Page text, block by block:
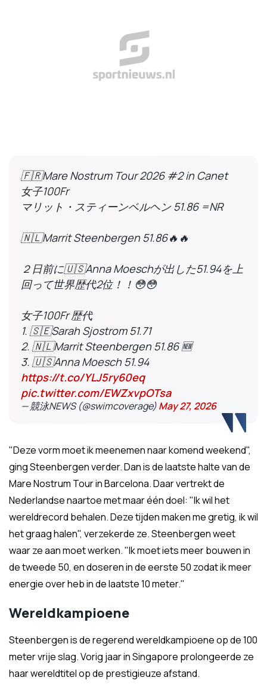
🇫🇷Mare Nostrum Tour 2026 #2 in Canet
女子100Fr
マリット・スティーンベルヘン 51.86 =NR
🇳🇱Marrit Steenbergen 51.86🔥🔥
２日前に🇺🇸Anna Moeschが出した51.94を上
回って世界歴代2位！！😳😳
女子100Fr 歴代
1. 🇸🇪Sarah Sjostrom 51.71
2. 🇳🇱Marrit Steenbergen 51.86 🆕
3. 🇺🇸Anna Moesch 51.94
https://t.co/YLJ5ry60eq
pic.twitter.com/EWZxvpOTsa
— 競泳NEWS (@swimcoverage)May 27, 2026
"Deze vorm moet ik meenemen naar komend weekend",
ging Steenbergen verder. Dan is de laatste halte van de
Mare Nostrum Tour in Barcelona. Daar vertrekt de
Nederlandse naartoe met maar één doel: "Ik wil het
wereldrecord behalen. Deze tijden maken me gretig, ik wil
het graag halen", verzekerde ze. Steenbergen weet
waar ze aan moet werken. "Ik moet iets meer bouwen in
de tweede 50, en doseren in de eerste 50 zodat ik meer
energie over heb in de laatste 10 meter."
Wereldkampioene
Steenbergen is de regerend wereldkampioene op de 100
meter vrije slag. Vorig jaar in Singapore prolongeerde ze
haar wereldtitel op de prestigieuze afstand.